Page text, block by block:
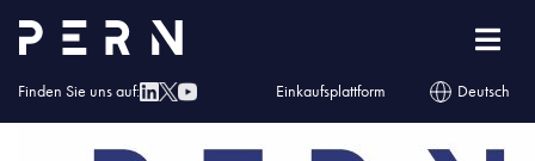
Finden Sie uns auf: Einkaufsplattform Deutsch
dzien wykonawcy www